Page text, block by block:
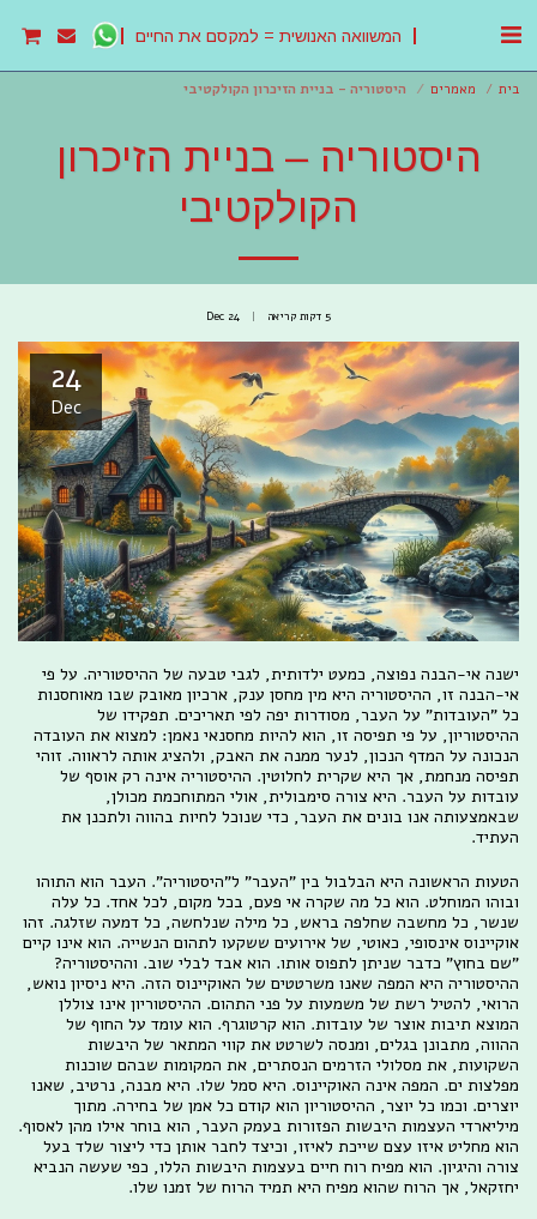
המשוואה האנושית = למקסם את החיים
בית מאמרים היסטוריה – בניית הזיכרון הקולקטיבי
היסטוריה – בניית הזיכרון
הקולקטיבי
5 דקות קריאה 24
Dec
24
Dec
ישנה אי-הבנה נפוצה, כמעט ילדותית, לגבי טבעה של ההיסטוריה. על פי
אי-הבנה זו, ההיסטוריה היא מין מחסן ענק, ארכיון מאובק שבו מאוחסנות
כל "העובדות" על העבר, מסודרות יפה לפי תאריכים. תפקידו של
ההיסטוריון, על פי תפיסה זו, הוא להיות מחסנאי נאמן: למצוא את העובדה
הנכונה על המדף הנכון, לנער ממנה את האבק, ולהציג אותה לראווה. זוהי
תפיסה מנחמת, אך היא שקרית לחלוטין. ההיסטוריה אינה רק אוסף של
עובדות על העבר. היא צורה סימבולית, אולי המתוחכמת מכולן,
שבאמצעותה אנו בונים את העבר, כדי שנוכל לחיות בהווה ולתכנן את
העתיד.
הטעות הראשונה היא הבלבול בין "העבר" ל"היסטוריה". העבר הוא התוהו
ובוהו המוחלט. הוא כל מה שקרה אי פעם, בכל מקום, לכל אחד. כל עלה
שנשר, כל מחשבה שחלפה בראש, כל מילה שנלחשה, כל דמעה שזלגה. זהו
אוקיינוס אינסופי, כאוטי, של אירועים ששקעו לתהום הנשייה. הוא אינו קיים
"שם בחוץ" כדבר שניתן לתפוס אותו. הוא אבד לבלי שוב. וההיסטוריה?
ההיסטוריה היא המפה שאנו משרטטים של האוקיינוס הזה. היא ניסיון נואש,
הרואי, להטיל רשת של משמעות על פני התהום. ההיסטוריון אינו צוללן
המוצא תיבות אוצר של עובדות. הוא קרטוגרף. הוא עומד על החוף של
ההווה, מתבונן בגלים, ומנסה לשרטט את קווי המתאר של היבשות
השקועות, את מסלולי הזרמים הנסתרים, את המקומות שבהם שוכנות
מפלצות ים. המפה אינה האוקיינוס. היא סמל שלו. היא מבנה, נרטיב, שאנו
יוצרים. וכמו כל יוצר, ההיסטוריון הוא קודם כל אמן של בחירה. מתוך
מיליארדי העצמות היבשות הפזורות בעמק העבר, הוא בוחר אילו מהן לאסוף.
הוא מחליט איזו עצם שייכת לאיזו, וכיצד לחבר אותן כדי ליצור שלד בעל
צורה והיגיון. הוא מפיח רוח חיים בעצמות היבשות הללו, כפי שעשה הנביא
יחזקאל, אך הרוח שהוא מפיח היא תמיד הרוח של זמנו שלו.